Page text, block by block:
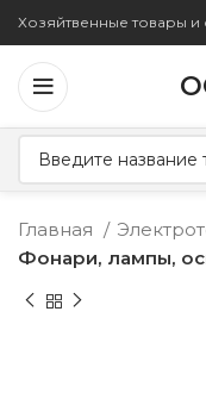
Хозяйтвенные товары и
Главная
Фонари, лампы,